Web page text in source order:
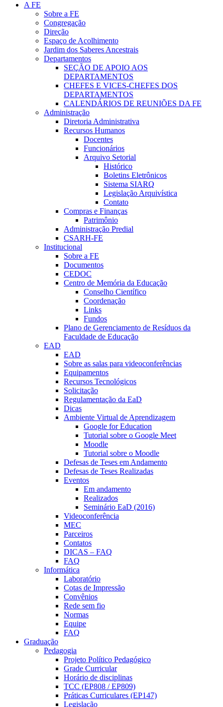
A FE
Sobre a FE
Congregação
Direção
Espaço de Acolhimento
Jardim dos Saberes Ancestrais
Departamentos
SEÇÃO DE APOIO AOS
DEPARTAMENTOS
CHEFES E VICES-CHEFES DOS
DEPARTAMENTOS
CALENDÁRIOS DE REUNIÕES DA FE
Administração
Diretoria Administrativa
Recursos Humanos
Docentes
Funcionários
Arquivo Setorial
Histórico
Boletins Eletrônicos
Sistema SIARQ
Legislação Arquivística
Contato
Compras e Finanças
Patrimônio
Administração Predial
CSARH-FE
Institucional
Sobre a FE
Documentos
CEDOC
Centro de Memória da Educação
Conselho Científico
Coordenação
Links
Fundos
Plano de Gerenciamento de Resíduos da
Faculdade de Educação
EAD
EAD
Sobre as salas para videoconferências
Equipamentos
Recursos Tecnológicos
Solicitação
Regulamentação da EaD
Dicas
Ambiente Virtual de Aprendizagem
Google for Education
Tutorial sobre o Google Meet
Moodle
Tutorial sobre o Moodle
Defesas de Teses em Andamento
Defesas de Teses Realizadas
Eventos
Em andamento
Realizados
Seminário EaD (2016)
Videoconferência
MEC
Parceiros
Contatos
DICAS – FAQ
FAQ
Informática
Laboratório
Cotas de Impressão
Convênios
Rede sem fio
Normas
Equipe
FAQ
Graduação
Pedagogia
Projeto Político Pedagógico
Grade Curricular
Horário de disciplinas
TCC (EP808 / EP809)
Práticas Curriculares (EP147)
Legislação